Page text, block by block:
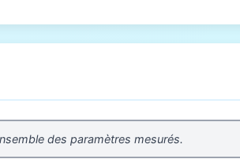
des paramètres mesurés.